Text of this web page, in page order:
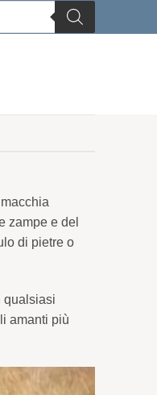
zampe e del
di pietre o
qualsiasi
amanti più